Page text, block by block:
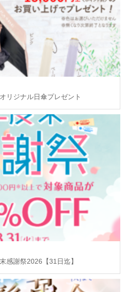
リジナル日傘プレゼント
感謝祭2026【31日迄】